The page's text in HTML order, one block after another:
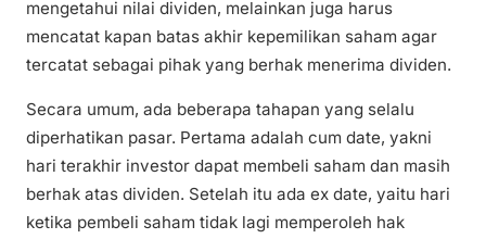
mengetahui nilai dividen, melainkan juga harus
mencatat kapan batas akhir kepemilikan saham agar
tercatat sebagai pihak yang berhak menerima dividen.
Secara umum, ada beberapa tahapan yang selalu
diperhatikan pasar. Pertama adalah cum date, yakni
hari terakhir investor dapat membeli saham dan masih
berhak atas dividen. Setelah itu ada ex date, yaitu hari
ketika pembeli saham tidak lagi memperoleh hak